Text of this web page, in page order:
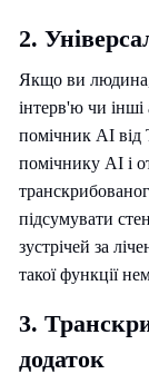
2.
Якщо ви людина,
інтерв'ю чи інші
помічник AI від
помічнику AI і
підсумувати
зустрічей за
такої функції
3.
додаток